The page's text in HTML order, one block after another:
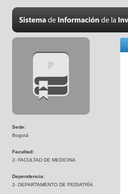
Sede:
Bogotá
Facultad:
2- FACULTAD DE MEDICINA
Dependencia:
2- DEPARTAMENTO DE PEDIATRÍA